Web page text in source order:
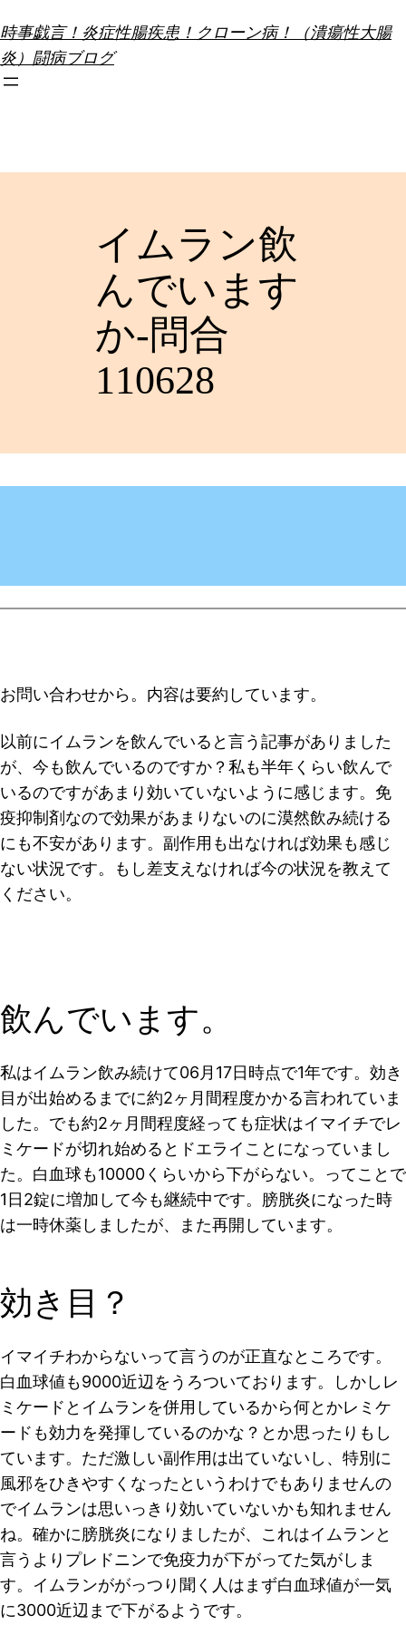
容
を
ス
時事戯言！炎症性腸疾患！クローン病！（潰瘍性大腸
炎）闘病ブログ
イムラン飲
んでいます
か-問合
110628
お問い合わせから。内容は要約しています。
以前にイムランを飲んでいると言う記事がありました
が、今も飲んでいるのですか？私も半年くらい飲んで
いるのですがあまり効いていないように感じます。免
疫抑制剤なので効果があまりないのに漠然飲み続ける
にも不安があります。副作用も出なければ効果も感じ
ない状況です。もし差支えなければ今の状況を教えて
ください。
飲んでいます。
私はイムラン飲み続けて06月17日時点で1年です。効き
目が出始めるまでに約2ヶ月間程度かかる言われていま
した。でも約2ヶ月間程度経っても症状はイマイチでレ
ミケードが切れ始めるとドエライことになっていまし
た。白血球も10000くらいから下がらない。ってことで
1日2錠に増加して今も継続中です。膀胱炎になった時
は一時休薬しましたが、また再開しています。
効き目？
イマイチわからないって言うのが正直なところです。
白血球値も9000近辺をうろついております。しかしレ
ミケードとイムランを併用しているから何とかレミケ
ードも効力を発揮しているのかな？とか思ったりもし
ています。ただ激しい副作用は出ていないし、特別に
風邪をひきやすくなったというわけでもありませんの
でイムランは思いっきり効いていないかも知れません
ね。確かに膀胱炎になりましたが、これはイムランと
言うよりプレドニンで免疫力が下がってた気がしま
す。イムランががっつり聞く人はまず白血球値が一気
に3000近辺まで下がるようです。